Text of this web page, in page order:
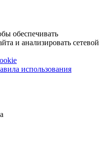
обеспечивать
и анализировать сетевой
использования